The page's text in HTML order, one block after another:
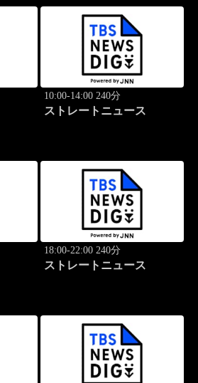
10:00-14:00 240分
ストレートニュース
18:00-22:00 240分
ストレートニュース